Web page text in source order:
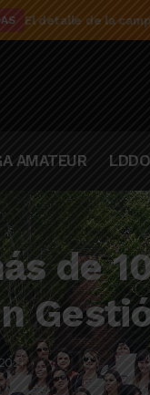
El detalle de la
AMATEUR LDDO
de